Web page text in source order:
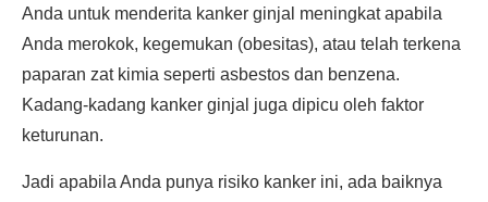
Anda untuk menderita kanker ginjal meningkat apabila
Anda merokok, kegemukan (obesitas), atau telah terkena
paparan zat kimia seperti asbestos dan benzena.
Kadang-kadang kanker ginjal juga dipicu oleh faktor
keturunan.
Jadi apabila Anda punya risiko kanker ini, ada baiknya